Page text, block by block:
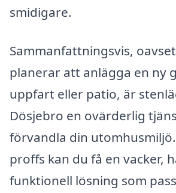
smidigare.
Sammanfattningsvis,
planerar att anlägga en ny
uppfart eller patio, är
Dösjebro en ovärderlig
förvandla din
proffs kan du få en vacker,
funktionell lösning som